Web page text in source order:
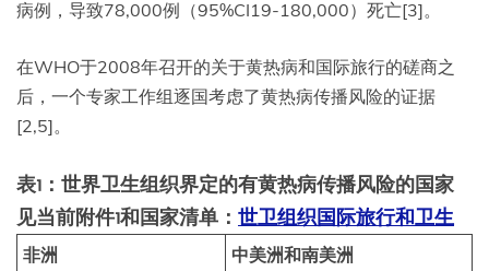
病例，导致78,000例（95%CI19-180,000）死亡[3]。
在WHO于2008年召开的关于黄热病和国际旅行的磋商之
后，一个专家工作组逐国考虑了黄热病传播风险的证据
[2,5]。
表1：世界卫生组织界定的有黄热病传播风险的国家
见当前附件1和国家清单： 世卫组织国际旅行和卫生
非洲
中美洲和南美洲